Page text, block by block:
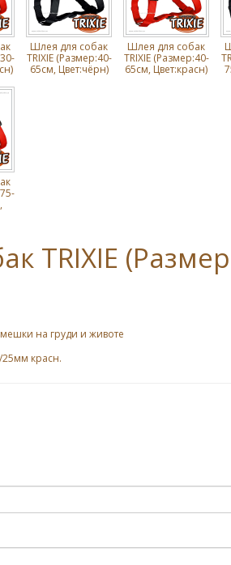
Шлея для собак
TRIXIE (Размер:40-
65см, Цвет:чёрн)
Шлея для собак
TRIXIE (Размер:40-
65см, Цвет:красн)
TRIXIE
на груди и животе
красн.